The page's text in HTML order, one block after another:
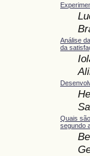
Análise
da
Quais
segundo